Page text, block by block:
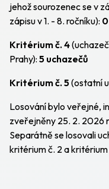
jehož sourozenec se v
zápisu v 1. - 8. ročníku): 0
Kritérium č. 4
Prahy): 5 uchazečů
Kritérium č. 5 (ostatní
Losování bylo veřejné,
zveřejněny 25. 2. 2026
Separátně se losovali
kritérium č. 2 a kritérium